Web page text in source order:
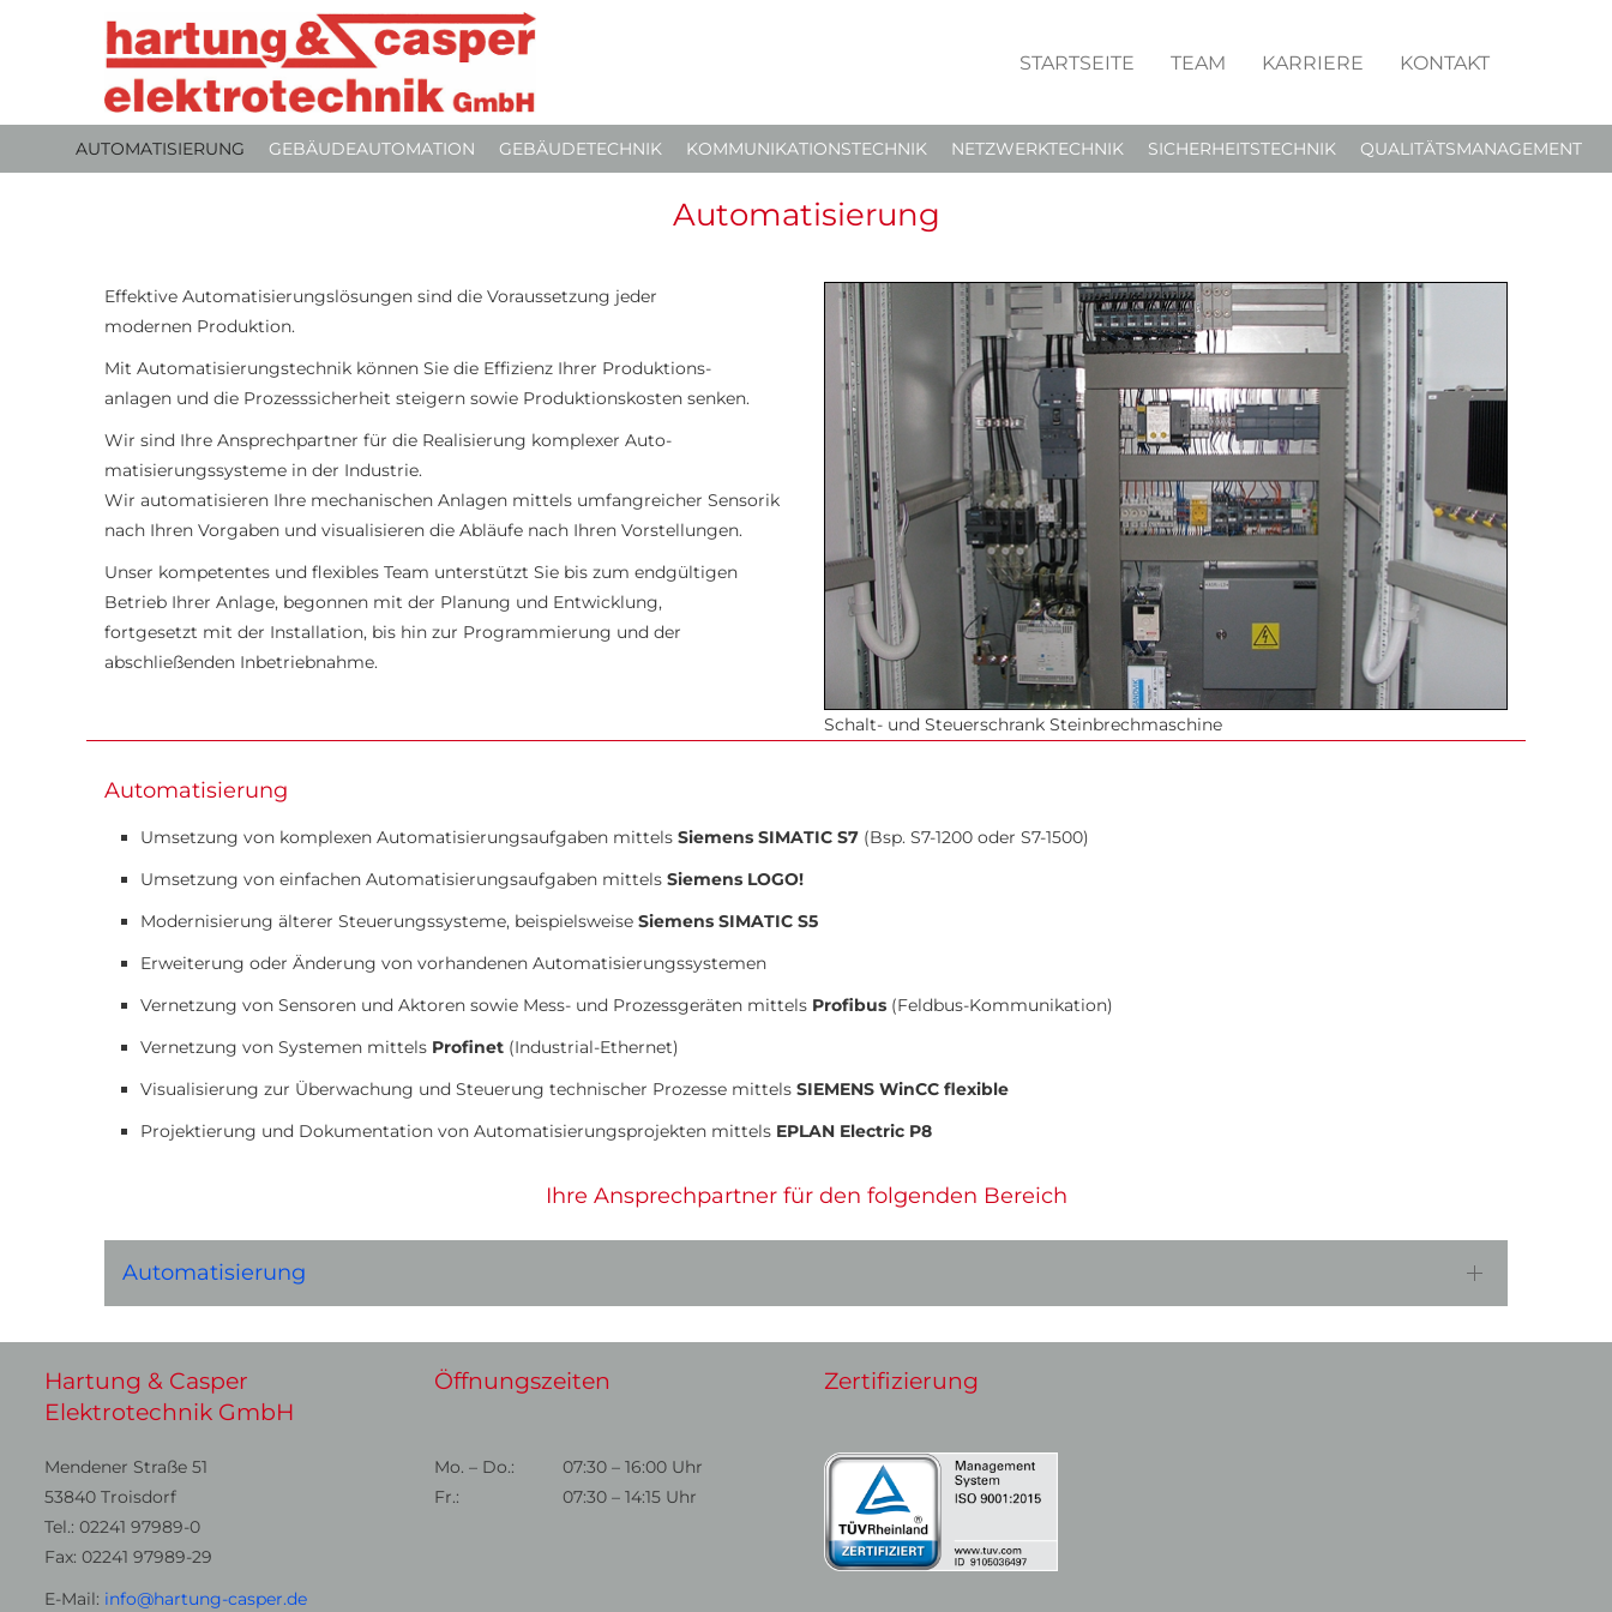
STARTSEITE TEAM KARRIERE KONTAKT
AUTOMATISIERUNG GEBÄUDEAUTOMATION GEBÄUDETECHNIK KOMMUNIKATIONSTECHNIK NETZWERKTECHNIK SICHERHEITSTECHNIK QUALITÄTSMANAGEMENT
Automatisierung
Effektive Automatisierungslösungen sind die Voraussetzung jeder
modernen Produktion.
Mit Automatisierungstechnik können Sie die Effizienz Ihrer Produktions-
anlagen und die Prozesssicherheit steigern sowie Produktionskosten senken.
Wir sind Ihre Ansprechpartner für die Realisierung komplexer Auto-
matisierungssysteme in der Industrie.
Wir automatisieren Ihre mechanischen Anlagen mittels umfangreicher Sensorik
nach Ihren Vorgaben und visualisieren die Abläufe nach Ihren Vorstellungen.
Unser kompetentes und flexibles Team unterstützt Sie bis zum endgültigen
Betrieb Ihrer Anlage, begonnen mit der Planung und Entwicklung,
fortgesetzt mit der Installation, bis hin zur Programmierung und der
abschließenden Inbetriebnahme.
Schalt- und Steuerschrank Steinbrechmaschine
Automatisierung
Umsetzung von komplexen Automatisierungsaufgaben mittels Siemens SIMATIC S7 (Bsp. S7-1200 oder S7-1500)
Umsetzung von einfachen Automatisierungsaufgaben mittels Siemens LOGO!
Modernisierung älterer Steuerungssysteme, beispielsweise Siemens SIMATIC S5
Erweiterung oder Änderung von vorhandenen Automatisierungssystemen
Vernetzung von Sensoren und Aktoren sowie Mess- und Prozessgeräten mittels Profibus (Feldbus-Kommunikation)
Vernetzung von Systemen mittels Profinet (Industrial-Ethernet)
Visualisierung zur Überwachung und Steuerung technischer Prozesse mittels SIEMENS WinCC flexible
Projektierung und Dokumentation von Automatisierungsprojekten mittels EPLAN Electric P8
Ihre Ansprechpartner für den folgenden Bereich
Automatisierung
Hartung & Casper
Elektrotechnik GmbH
Mendener Straße 51
53840 Troisdorf
Tel.: 02241 97989-0
Fax: 02241 97989-29
E-Mail: info@hartung-casper.de
Öffnungszeiten
Mo. – Do.:
07:30 – 16:00 Uhr
Fr.:
07:30 – 14:15 Uhr
Zertifizierung